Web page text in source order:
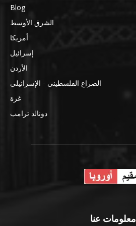
Blog
الشرق الأوسط
أمريكا
إسرائيل
الأردن
الصراع الفلسطيني - الإسرائيلي
غزة
دونالد ترامب
معلومات عنا